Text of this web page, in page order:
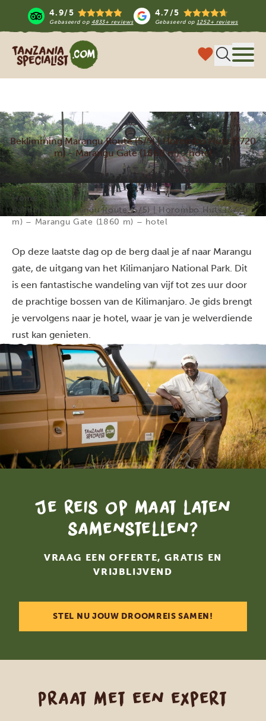
4.9/5
Gebaseerd op 4833+ reviews
4.7/5
Gebaseerd op1252+ reviews
Tanzania Specialist
Beklimming Marangu Route (5/5) | Horombo Huts (3720
m) - Marangu Gate (1860 m) - hotel
Home
Activiteiten
Beklimming Marangu Route (5/5) | Horombo Huts (3720
m) – Marangu Gate (1860 m) – hotel
Op deze laatste dag op de berg daal je af naar Marangu
gate, de uitgang van het Kilimanjaro National Park. Dit
is een fantastische wandeling van vijf tot zes uur door
de prachtige bossen van de Kilimanjaro. Je gids brengt
je vervolgens naar je hotel, waar je van je welverdiende
rust kan genieten.
Je reis op maat laten
samenstellen?
VRAAG EEN OFFERTE, GRATIS EN
VRIJBLIJVEND
STEL NU JOUW DROOMREIS SAMEN!
Praat met een expert